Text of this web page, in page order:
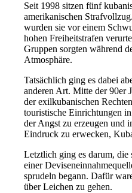
Seit 1998 sitzen fünf
amerikanischen
wurden sie vor einem
hohen Freiheitstrafen
Gruppen sorgten während
Atmosphäre.
Tatsächlich ging es dabei
anderen Art. Mitte der 90er
der exilkubanischen
touristische Einrichtungen
der Angst zu erzeugen und
Eindruck zu erwecken,
Letztlich ging es darum,
einer
sprudeln begann. Dafür
über Leichen zu gehen.